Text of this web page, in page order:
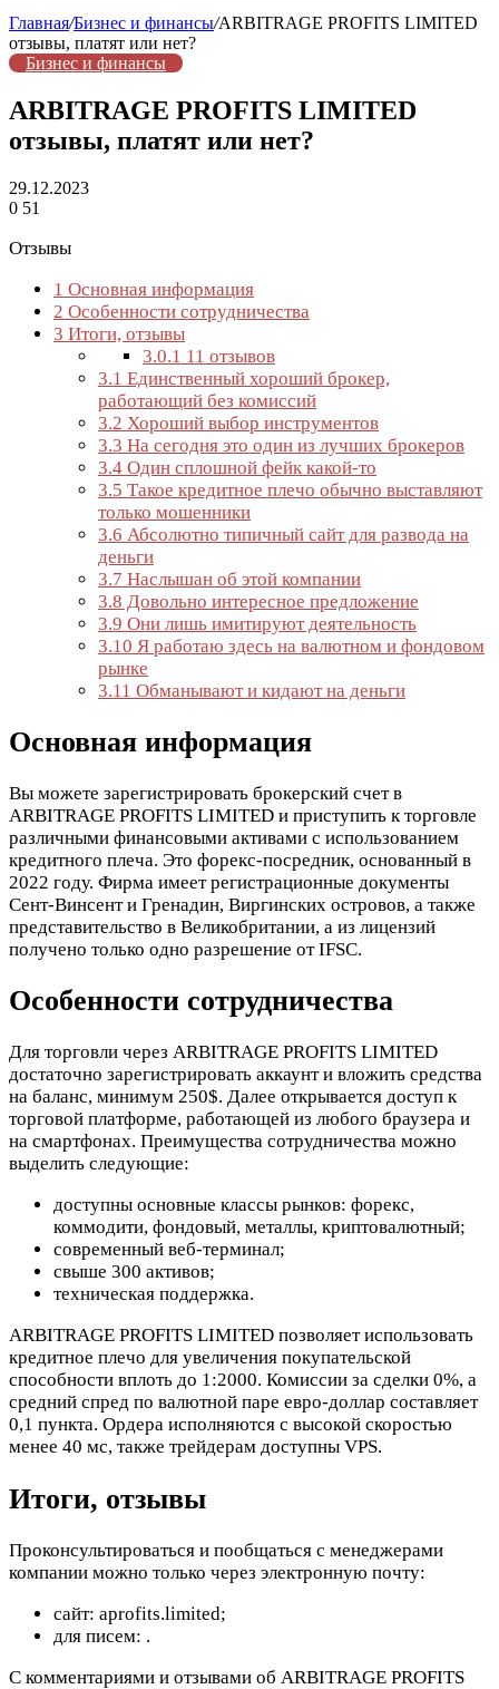
Главная/Бизнес и финансы/ARBITRAGE PROFITS LIMITED
отзывы, платят или нет?
Бизнес и финансы
ARBITRAGE PROFITS LIMITED
отзывы, платят или нет?
29.12.2023
0 51
Отзывы
1 Основная информация
2 Особенности сотрудничества
3 Итоги, отзывы
3.0.1 11 отзывов
3.1 Единственный хороший брокер,
работающий без комиссий
3.2 Хороший выбор инструментов
3.3 На сегодня это один из лучших брокеров
3.4 Один сплошной фейк какой-то
3.5 Такое кредитное плечо обычно выставляют
только мошенники
3.6 Абсолютно типичный сайт для развода на
деньги
3.7 Наслышан об этой компании
3.8 Довольно интересное предложение
3.9 Они лишь имитируют деятельность
3.10 Я работаю здесь на валютном и фондовом
рынке
3.11 Обманывают и кидают на деньги
Основная информация
Вы можете зарегистрировать брокерский счет в
ARBITRAGE PROFITS LIMITED и приступить к торговле
различными финансовыми активами с использованием
кредитного плеча. Это форекс-посредник, основанный в
2022 году. Фирма имеет регистрационные документы
Сент-Винсент и Гренадин, Виргинских островов, а также
представительство в Великобритании, а из лицензий
получено только одно разрешение от IFSC.
Особенности сотрудничества
Для торговли через ARBITRAGE PROFITS LIMITED
достаточно зарегистрировать аккаунт и вложить средства
на баланс, минимум 250$. Далее открывается доступ к
торговой платформе, работающей из любого браузера и
на смартфонах. Преимущества сотрудничества можно
выделить следующие:
доступны основные классы рынков: форекс,
коммодити, фондовый, металлы, криптовалютный;
современный веб-терминал;
свыше 300 активов;
техническая поддержка.
ARBITRAGE PROFITS LIMITED позволяет использовать
кредитное плечо для увеличения покупательской
способности вплоть до 1:2000. Комиссии за сделки 0%, а
средний спред по валютной паре евро-доллар составляет
0,1 пункта. Ордера исполняются с высокой скоростью
менее 40 мс, также трейдерам доступны VPS.
Итоги, отзывы
Проконсультироваться и пообщаться с менеджерами
компании можно только через электронную почту:
сайт: aprofits.limited;
для писем: .
С комментариями и отзывами об ARBITRAGE PROFITS